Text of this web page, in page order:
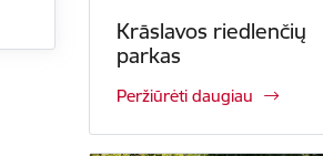
Krāslavos riedlenčių
parkas
Peržiūrėti daugiau